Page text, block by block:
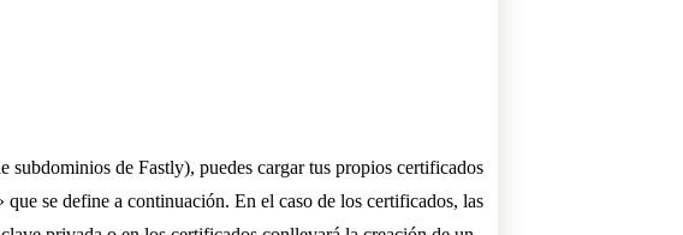
subdominios de Fastly), puedes cargar tus propios certificados
se define a continuación. En el caso de los certificados, las